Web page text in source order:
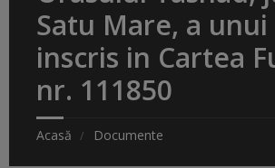
Satu Mare, a
inscris in Cartea
nr. 111850
Acasă Documente